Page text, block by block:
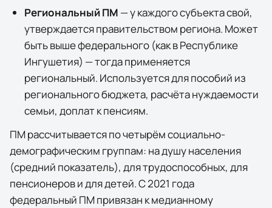
Региональный ПМ — у каждого субъекта свой,
утверждается правительством региона. Может
быть выше федерального (как вРеспублике
Ингушетия) — тогда применяется
региональный. Используется для пособий из
регионального бюджета, расчёта нуждаемости
семьи, доплат к пенсиям.
ПМ рассчитывается по четырём социально-
демографическим группам: на душу населения
(средний показатель), для трудоспособных, для
пенсионеров и для детей. С 2021 года
федеральный ПМ привязан к медианному